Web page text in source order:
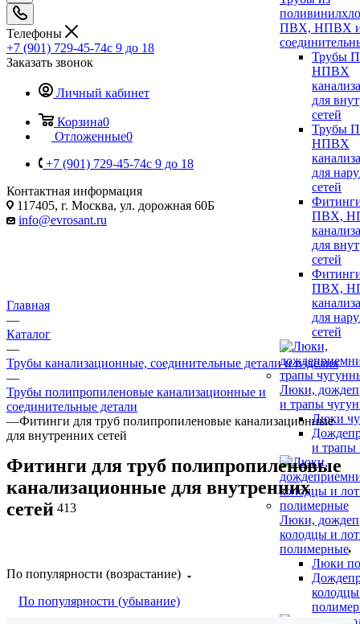
Металлополимерный
трубопровод
Металлополимерные трубы
ПВХ, НПВХ
Трубы
НПВХ
для
сетей
Трубы
НПВХ
для
сетей
ПВХ,
для
сетей
ПВХ,
для
сетей
Люки,
и трапы
Люки
и трапы
Люки,
колодцы и
полимерные
Люки
Телефоны
+7 (901) 729-45-74c 9 до 18
Заказать звонок
Личный кабинет
Корзина0
Отложенные0
+7 (901) 729-45-74c 9 до 18
Контактная информация
117405, г. Москва, ул. дорожная 60Б
info@evrosant.ru
Главная
—
Каталог
—
Трубы канализационные, соединительные детали и изделия
—
Трубы полипропиленовые канализационные и
соединительные детали
—Фитинги для труб полипропиленовые канализационные
для внутренних сетей
Фитинги для труб полипропиленовые
канализационные для внутренних
сетей 413
По популярности (возрастание)
По популярности (убывание)